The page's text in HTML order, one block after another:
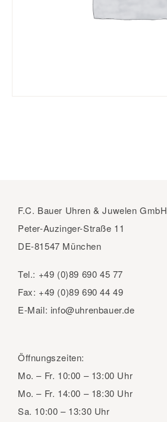
F.C. Bauer Uhren & Juwelen GmbH
Peter-Auzinger-Straße 11
DE-81547 München
Tel.: +49 (0)89 690 45 77
Fax: +49 (0)89 690 44 49
E-Mail: info@uhrenbauer.de
Öffnungszeiten:
Mo. – Fr. 10:00 – 13:00 Uhr
Mo. – Fr. 14:00 – 18:30 Uhr
Sa. 10:00 – 13:30 Uhr